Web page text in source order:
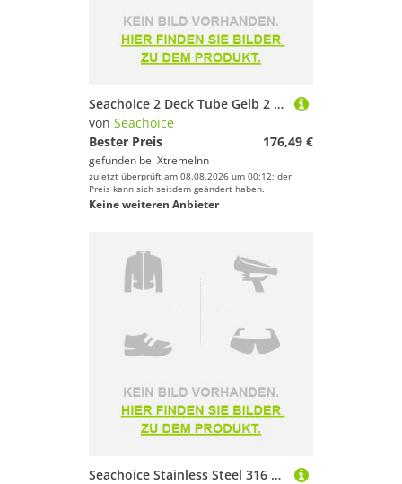
Seachoice 2 Deck Tube Gelb 2 Places
von Seachoice
Bester Preis
176,49 €
gefunden bei XtremeInn
zuletzt überprüft am 08.08.2026 um 00:12; der
Preis kann sich seitdem geändert haben.
Keine weiteren Anbieter
Seachoice Stainless Steel 316 Gas Spring 12-8.1´´ Silber 40 Lbs